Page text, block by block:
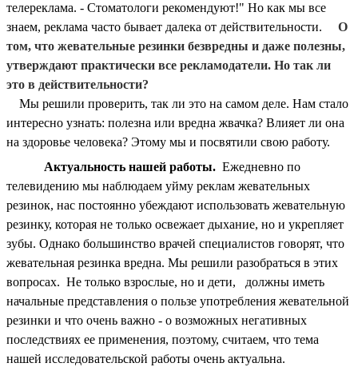
телереклама. - Стоматологи рекомендуют!" Но как мы все
знаем, реклама часто бывает далека от действительности.
О
том, что жевательные резинки безвредны и даже полезны,
утверждают практически все рекламодатели. Но так ли
это в действительности?
Мы решили проверить, так ли это на самом деле. Нам стало
интересно узнать: полезна или вредна жвачка? Влияет ли она
на здоровье человека? Этому мы и посвятили свою работу.
Актуальность нашей работы.Ежедневно по
телевидению мы наблюдаем уйму реклам жевательных
резинок, нас постоянно убеждают использовать жевательную
резинку, которая не только освежает дыхание, но и укрепляет
зубы. Однако большинство врачей специалистов говорят, что
жевательная резинка вредна. Мы решили разобраться в этих
вопросах. Не только взрослые, но и дети, должны иметь
начальные представления о пользе употребления жевательной
резинки и что очень важно - о возможных негативных
последствиях ее применения, поэтому, считаем, что тема
нашей исследовательской работы очень актуальна.